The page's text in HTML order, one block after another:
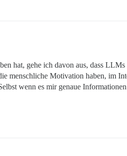
hat, gehe ich davon aus, dass
menschliche Motivation haben, im
wenn es mir genaue